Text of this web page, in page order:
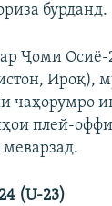
бурданд.
Ҷоми Осиё-
Ироқ),
чаҳорумро
плей-
(U-23)